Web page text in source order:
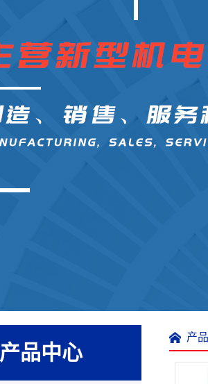
产品中心
产